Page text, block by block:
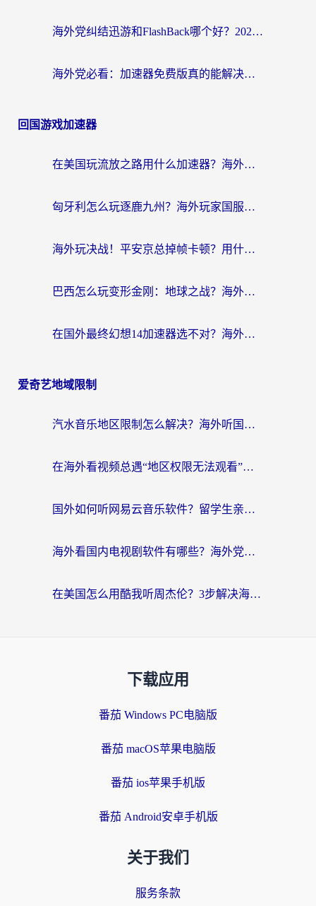
海外党纠结迅游和FlashBack哪个好？2026实用指南教你选对回国加速器
海外党必看：加速器免费版真的能解决回国访问难题吗？附实用选择指南
回国游戏加速器
在美国玩流放之路用什么加速器？海外党国服游戏不卡顿的终极攻略
匈牙利怎么玩逐鹿九州？海外玩家国服游戏加速器终极指南（附永劫无间荣耀新三国解决方案）
海外玩决战！平安京总掉帧卡顿？用什么加速器比较好？实测指南来了
巴西怎么玩变形金刚：地球之战？海外玩家国服游戏加速终极指南（附新诛仙延迟密室逃脱18解决办法）
在国外最终幻想14加速器选不对？海外玩家的国服游戏加速避坑指南
爱奇艺地域限制
汽水音乐地区限制怎么解决？海外听国内音乐的实用指南来了
在海外看视频总遇“地区权限无法观看”？这篇攻略帮你轻松解锁国内影视动漫
国外如何听网易云音乐软件？留学生亲测有效的回国加速方案
海外看国内电视剧软件有哪些？海外党专属追剧指南来了
在美国怎么用酷我听周杰伦？3步解决海外听歌地域限制，附QQ音乐网易云通用技巧
下载应用
番茄 Windows PC电脑版
番茄 macOS苹果电脑版
番茄 ios苹果手机版
番茄 Android安卓手机版
关于我们
服务条款